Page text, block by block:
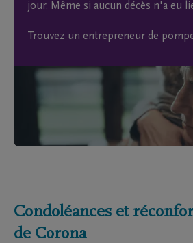
jour. Même si aucun décès n'a eu
Trouvez un entrepreneur de
Condoléances et
de Corona